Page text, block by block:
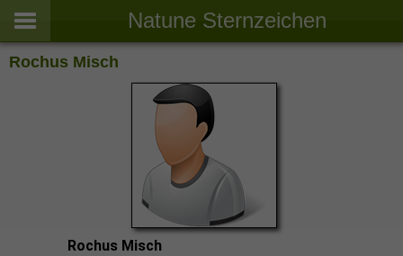
Natune Sternzeichen
Rochus Misch
Rochus Misch